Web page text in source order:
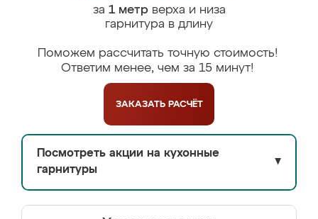
за 1 метрверха и низа
гарнитура в длину
Поможем рассчитать точную стоимость!
Ответим менее, чем за 15 минут!
ЗАКАЗАТЬ РАСЧЁТ
Посмотреть акции на кухонные
гарнитуры
▼